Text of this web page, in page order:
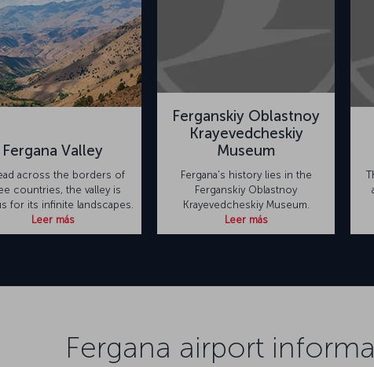
Fergana Valley
across the borders of
countries, the valley is
for its infinite landscapes.
Leer más
Ferganskiy Oblastnoy
Krayevedcheskiy
Museum
Fergana's history lies in the
Ferganskiy Oblastnoy
Krayevedcheskiy Museum.
Leer más
Fergana airport